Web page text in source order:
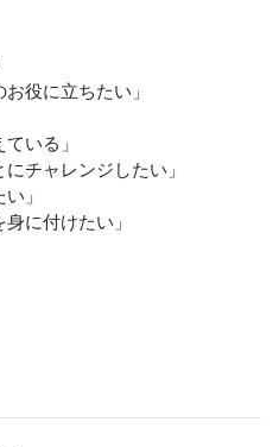
役に立ちたい」
いる」
チャレンジしたい」
」
に付けたい」